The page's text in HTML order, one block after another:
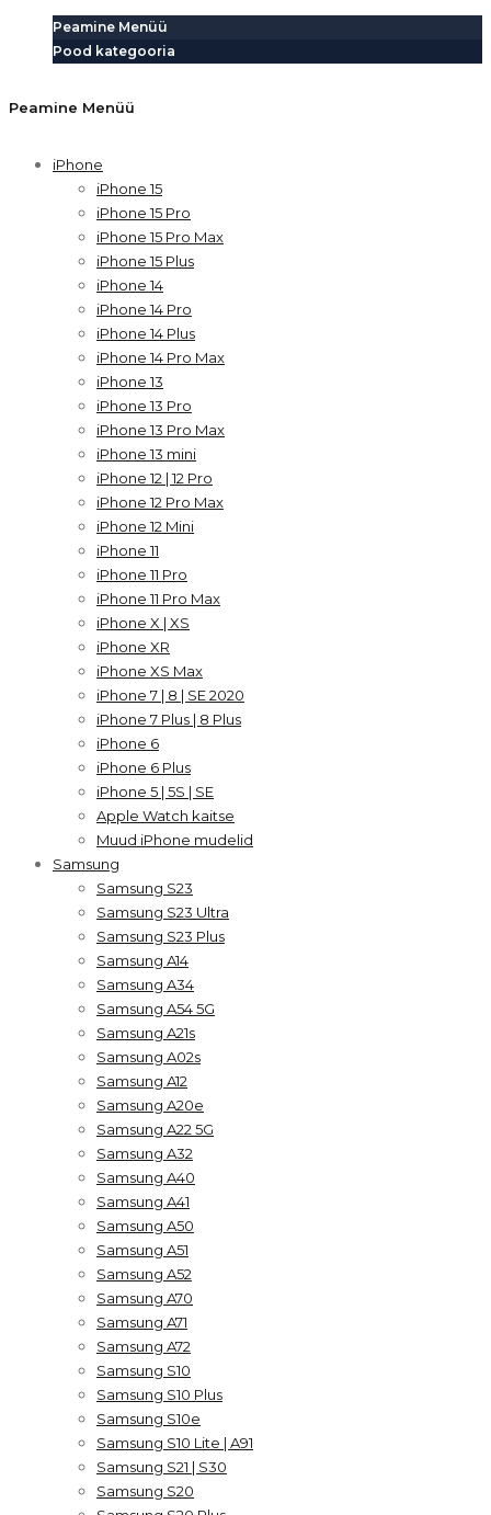
Peamine Menüü
Pood kategooria
Peamine Menüü
iPhone
iPhone 15
iPhone 15 Pro
iPhone 15 Pro Max
iPhone 15 Plus
iPhone 14
iPhone 14 Pro
iPhone 14 Plus
iPhone 14 Pro Max
iPhone 13
iPhone 13 Pro
iPhone 13 Pro Max
iPhone 13 mini
iPhone 12 | 12 Pro
iPhone 12 Pro Max
iPhone 12 Mini
iPhone 11
iPhone 11 Pro
iPhone 11 Pro Max
iPhone X | XS
iPhone XR
iPhone XS Max
iPhone 7 | 8 | SE 2020
iPhone 7 Plus | 8 Plus
iPhone 6
iPhone 6 Plus
iPhone 5 | 5S | SE
Apple Watch kaitse
Muud iPhone mudelid
Samsung
Samsung S23
Samsung S23 Ultra
Samsung S23 Plus
Samsung A14
Samsung A34
Samsung A54 5G
Samsung A21s
Samsung A02s
Samsung A12
Samsung A20e
Samsung A22 5G
Samsung A32
Samsung A40
Samsung A41
Samsung A50
Samsung A51
Samsung A52
Samsung A70
Samsung A71
Samsung A72
Samsung S10
Samsung S10 Plus
Samsung S10e
Samsung S10 Lite | A91
Samsung S21 | S30
Samsung S20